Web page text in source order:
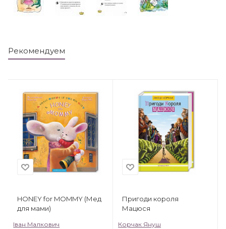
Рекомендуем
HONEY for MOMMY (Мед
для мами)
Іван Малкович
Пригоди короля
Мацюся
Корчак Януш